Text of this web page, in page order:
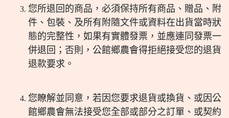
您所退回的商品，必須保持所有商品、贈品、附
件、包裝、及所有附隨文件或資料在出貨當時狀
態的完整性，如果有實體發票，並應連同發票一
併退回；否則，公館鄉農會得拒絕接受您的退貨
退款要求。
您瞭解並同意，若因您要求退貨或換貨、或因公
館鄉農會無法接受您全部或部分之訂單、或契約